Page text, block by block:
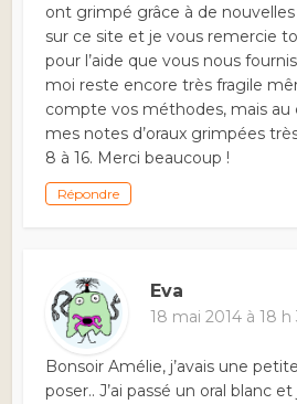
ont grimpé grâce à de
sur ce site et je vous remercie
pour l’aide que vous nous
moi reste encore très fragile
compte vos méthodes, mais au
mes notes d’oraux grimpées
8 à 16. Merci beaucoup !
Répondre
Eva
18 mai 2014 à 18 h
Bonsoir Amélie, j’avais une
poser.. J’ai passé un oral blanc et